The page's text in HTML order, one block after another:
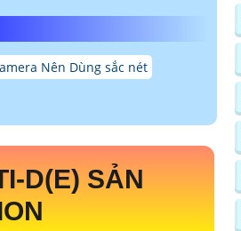
Nên Dùng sắc nét
D(E) SẢN